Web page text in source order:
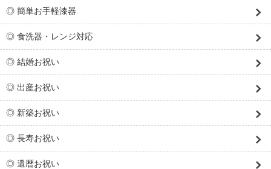
◎ 簡単お手軽漆器
◎ 食洗器・レンジ対応
◎ 結婚お祝い
◎ 出産お祝い
◎ 新築お祝い
◎ 長寿お祝い
◎ 還暦お祝い